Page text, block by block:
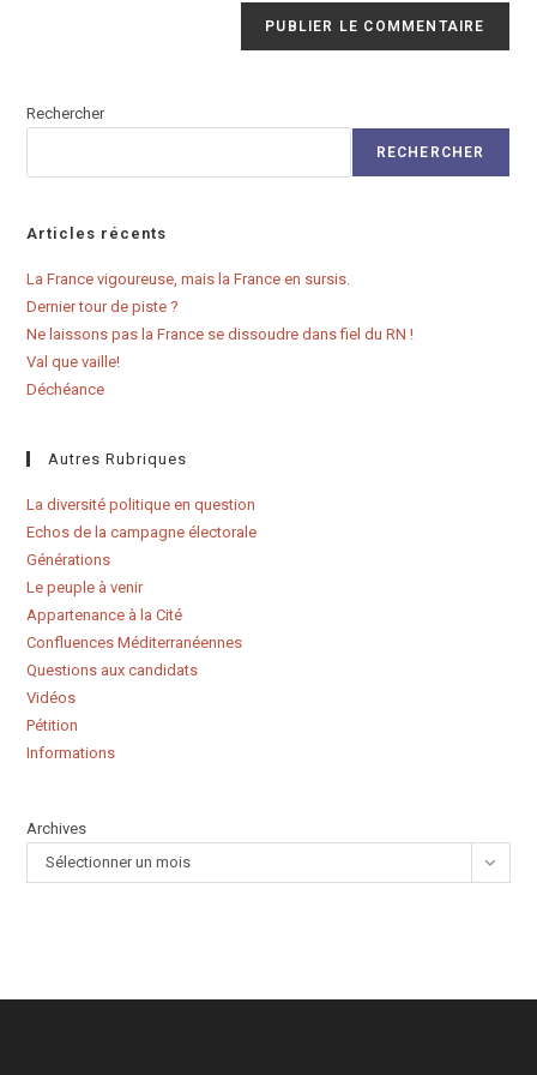
Rechercher
RECHERCHER
Articles récents
La France vigoureuse, mais la France en sursis.
Dernier tour de piste ?
Ne laissons pas la France se dissoudre dans fiel du RN !
Val que vaille!
Déchéance
Autres Rubriques
La diversité politique en question
Echos de la campagne électorale
Générations
Le peuple à venir
Appartenance à la Cité
Confluences Méditerranéennes
Questions aux candidats
Vidéos
Pétition
Informations
Archives
Sélectionner un mois